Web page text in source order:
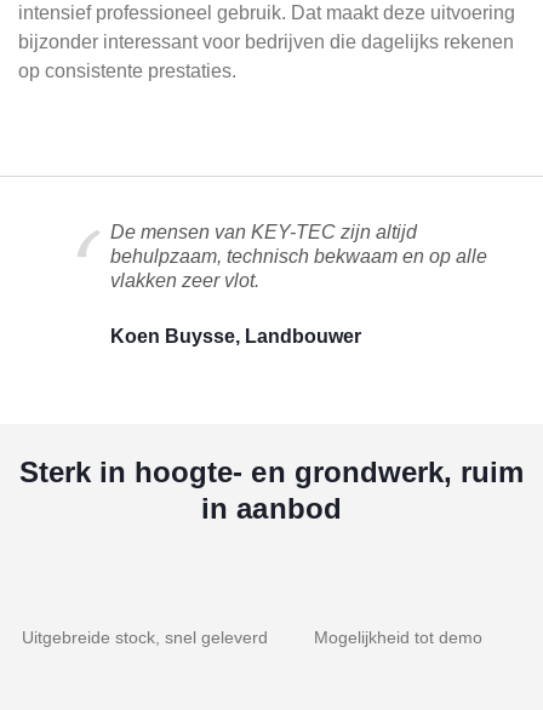
intensief professioneel gebruik. Dat maakt deze uitvoering
bijzonder interessant voor bedrijven die dagelijks rekenen
op consistente prestaties.
De mensen van KEY-TEC zijn altijd
behulpzaam, technisch bekwaam en op alle
vlakken zeer vlot.
Koen Buysse, Landbouwer
Sterk in hoogte- en grondwerk, ruim
in aanbod
Uitgebreide stock, snel geleverd Mogelijkheid tot demo